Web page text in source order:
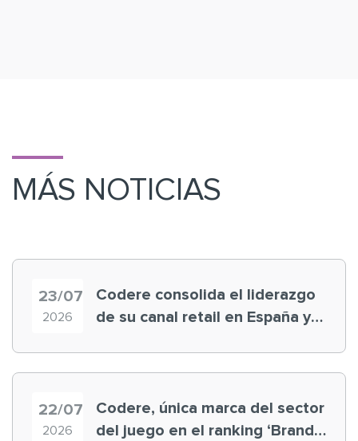
MÁS NOTICIAS
23/07
2026
Codere consolida el liderazgo
de su canal retail en España y
22/07
2026
Codere, única marca del sector
del juego en el ranking ‘Brand